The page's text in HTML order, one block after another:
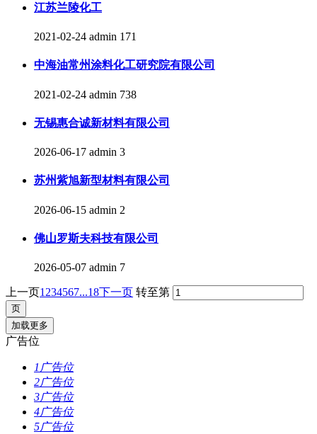
江苏兰陵化工
2021-02-24 admin 171
中海油常州涂料化工研究院有限公司
2021-02-24 admin 738
无锡惠合诚新材料有限公司
2026-06-17 admin 3
苏州紫旭新型材料有限公司
2026-06-15 admin 2
佛山罗斯夫科技有限公司
2026-05-07 admin 7
上一页1 234567...18下一页 转至第
加载更多
广告位
1广告位
2广告位
3广告位
4广告位
5广告位